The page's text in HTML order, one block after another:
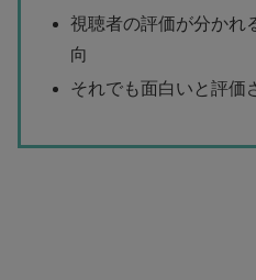
視聴者の評価が分かれ
向
それでも面白いと評価